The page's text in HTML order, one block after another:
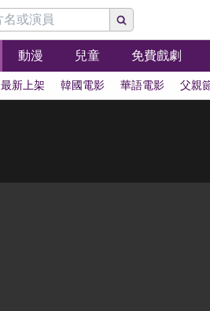
動漫 兒童 免費戲劇
最新上架 韓國電影 華語電影 父親